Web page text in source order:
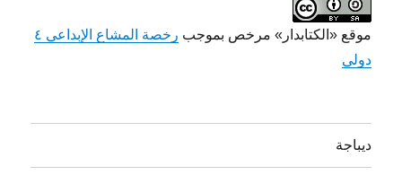
موقع «الكتابدار» مرخص بموجب
رخصة المشاع الإبداعي ٤
دولي
ديباجة